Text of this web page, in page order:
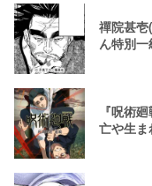
禪院甚
ん特別一
『呪術
亡や生